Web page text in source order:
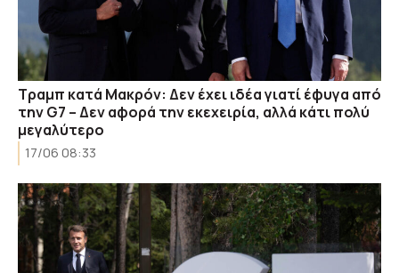
Τραμπ κατά Μακρόν: Δεν έχει ιδέα γιατί έφυγα από
την G7 – Δεν αφορά την εκεχειρία, αλλά κάτι πολύ
μεγαλύτερο
17/06 08:33